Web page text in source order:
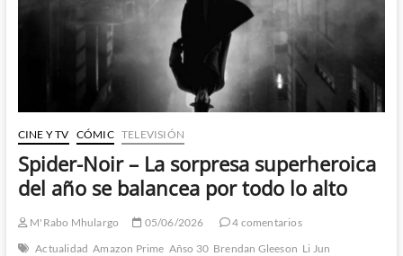
CINE Y TV CÓMIC TELEVISIÓN
Spider-Noir – La sorpresa superheroica
del año se balancea por todo lo alto
M'Rabo Mhulargo 05/06/2026
4 comentarios
Actualidad Amazon Prime Añso 30 Brendan Gleeson Li Jun